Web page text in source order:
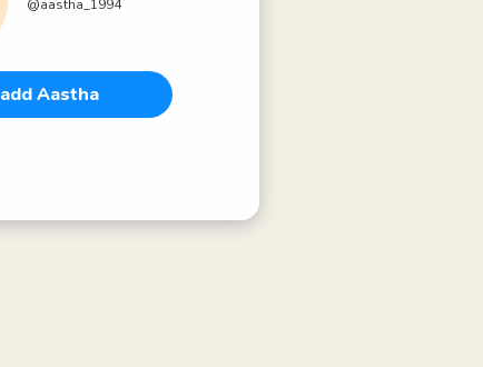
@aastha_1994
add Aastha